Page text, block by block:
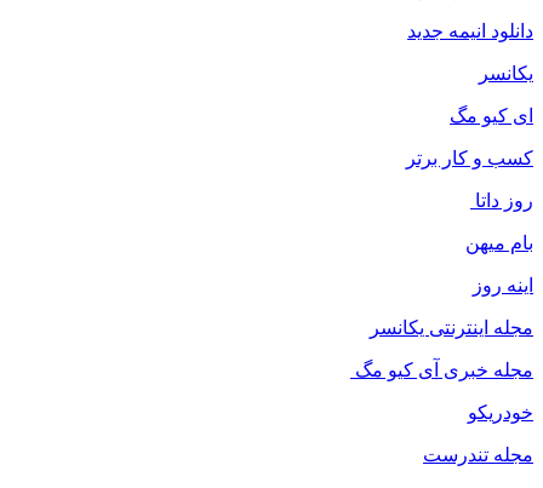
دانلود انیمه جدید
یکانسر
ای کیو مگ
کسب و کار برتر
روز داتا
بام میهن
اینه روز
مجله اینترنتی یکانسر
مجله خبری آی کیو مگ
خودریکو
مجله‌ تندرست